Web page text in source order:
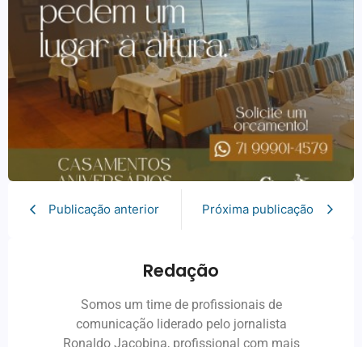
Publicação anterior Próxima publicação
Redação
Somos um time de profissionais de
comunicação liderado pelo jornalista
Ronaldo Jacobina, profissional com mais